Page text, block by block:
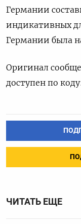
Германии
индикативных
Германии была
Оригинал
доступен по
ЧИТАТЬ ЕЩЕ